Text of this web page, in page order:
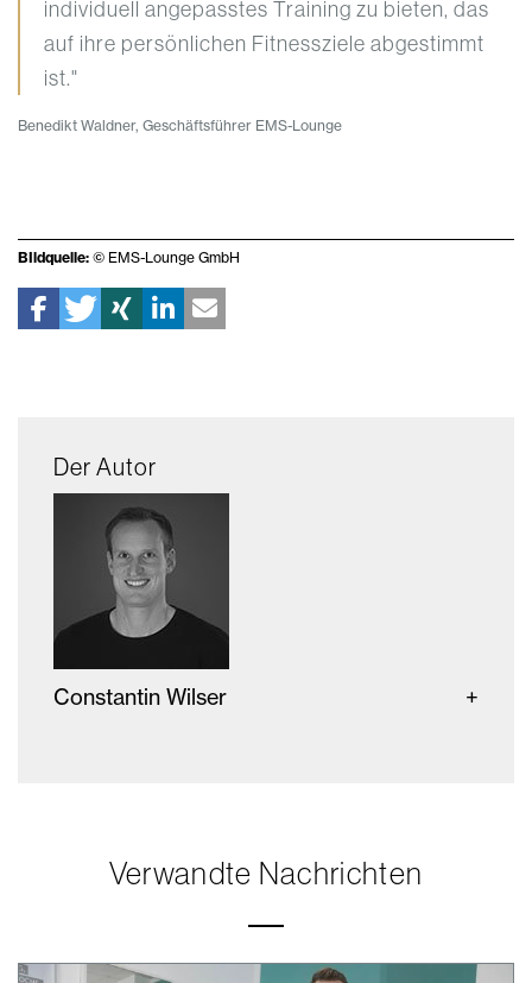
individuell angepasstes Training zu bieten, das
auf ihre persönlichen Fitnessziele abgestimmt
ist."
Benedikt Waldner, Geschäftsführer EMS-Lounge
BIldquelle: © EMS-Lounge GmbH
Der Autor
Constantin Wilser
Verwandte Nachrichten